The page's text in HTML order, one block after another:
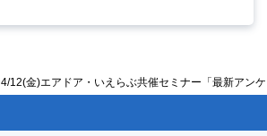
4/12(金)エアドア・いえらぶ共催セミナー「最新アン